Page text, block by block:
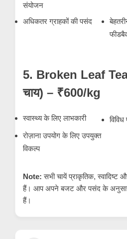
संयोजन
अधिकतर ग्राहकों की पसंद
5. Broken Leaf Tea
चाय) – ₹600/kg
स्वास्थ्य के लिए लाभकारी
रोज़ाना उपयोग के लिए उपयुक्त
विकल्प
Note: सभी चायें प्राकृतिक, स्वादिष्ट
हैं। आप अपने बजट और पसंद के
हैं।